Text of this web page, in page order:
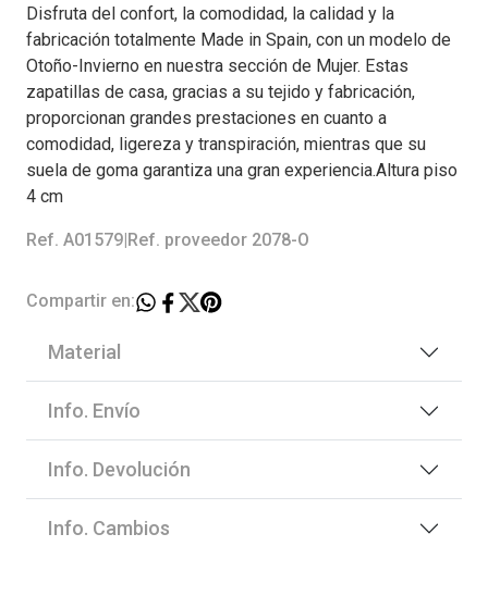
Disfruta del confort, la comodidad, la calidad y la
fabricación totalmente Made in Spain, con un modelo de
Otoño-Invierno en nuestra sección de Mujer. Estas
zapatillas de casa, gracias a su tejido y fabricación,
proporcionan grandes prestaciones en cuanto a
comodidad, ligereza y transpiración, mientras que su
suela de goma garantiza una gran experiencia.Altura piso
4 cm
Ref. A01579 Ref. proveedor 2078-O
Compartir en:
Material
Info. Envío
Info. Devolución
Info. Cambios